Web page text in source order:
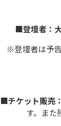
■登壇者：
壇者は予告な
チケット販売
す。また